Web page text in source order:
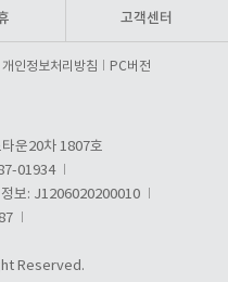
고객센터
개인정보처리방침 PC버전
운20차 1807호
01934
보: J1206020200010
Reserved.